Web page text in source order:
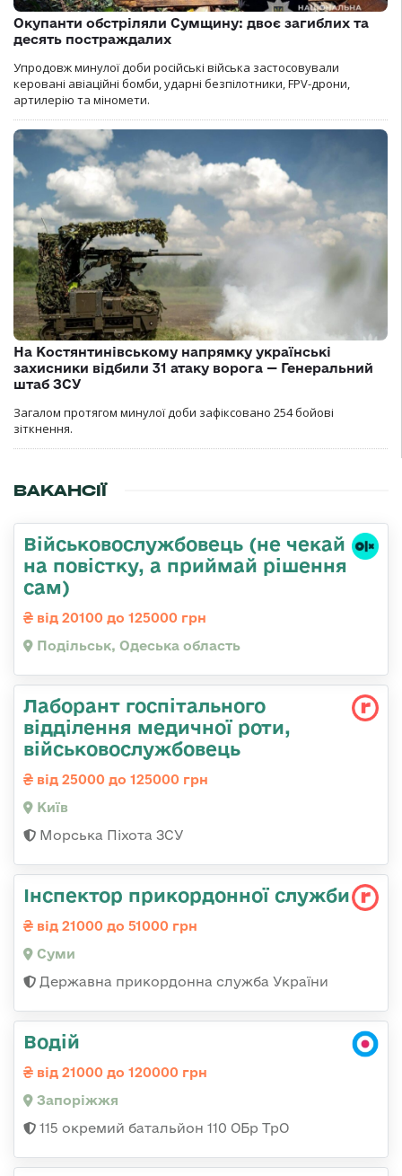
Окупанти обстріляли Сумщину: двоє загиблих та
десять постраждалих
Упродовж минулої доби російські війська застосовували
керовані авіаційні бомби, ударні безпілотники, FPV-дрони,
артилерію та міномети.
На Костянтинівському напрямку українські
захисники відбили 31 атаку ворога — Генеральний
штаб ЗСУ
Загалом протягом минулої доби зафіксовано 254 бойові
зіткнення.
ВАКАНСІЇ
Військовослужбовець (не чекай
на повістку, а приймай рішення
сам)
від 20100 до 125000 грн
Подільськ, Одеська область
Лаборант госпітального
відділення медичної роти,
військовослужбовець
від 25000 до 125000 грн
Київ
Морська Піхота ЗСУ
Інспектор прикордонної служби
від 21000 до 51000 грн
Суми
Державна прикордонна служба України
Водій
від 21000 до 120000 грн
Запоріжжя
115 окремий батальйон 110 ОБр ТрО